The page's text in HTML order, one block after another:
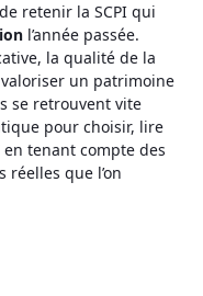
retenir la SCPI qui
l’année passée.
la qualité de la
un patrimoine
se retrouvent vite
pour choisir, lire
tenant compte des
que l’on